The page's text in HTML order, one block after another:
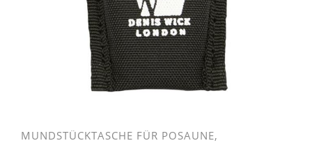
MUNDSTÜCKTASCHE FÜR POSAUNE,